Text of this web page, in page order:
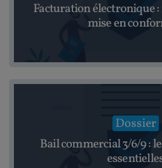
Facturation électronique
mise en
Dossier
Bail commercial 3/6/9 :